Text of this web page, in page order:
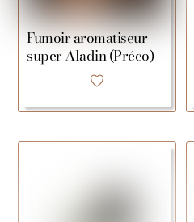
Fumoir aromatiseur
super Aladin (Préco)